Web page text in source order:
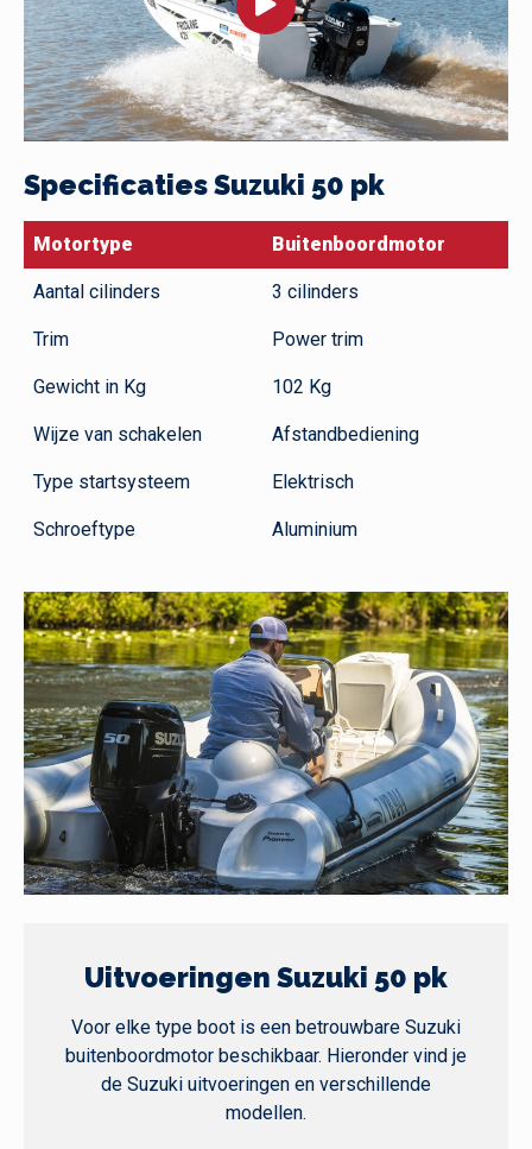
Specificaties Suzuki 50 pk
Motortype Buitenboordmotor
Aantal cilinders 3 cilinders
Trim Power trim
Gewicht in Kg 102 Kg
Wijze van schakelen Afstandbediening
Type startsysteem Elektrisch
Schroeftype Aluminium
Uitvoeringen Suzuki 50 pk
Voor elke type boot is een betrouwbare Suzuki
buitenboordmotor beschikbaar. Hieronder vind je
de Suzuki uitvoeringen en verschillende
modellen.